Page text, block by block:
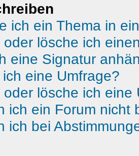
ich ein Thema in
lösche ich
eine Signatur
eine Umfrage?
lösche ich eine
ich ein Forum nicht
ich bei